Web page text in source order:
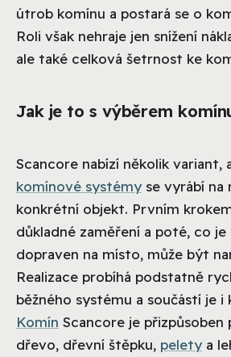
útrob komínu a postará se o
Roli však nehraje jen snížení
ale také celková šetrnost ke
Jak je to s výběrem
Scancore nabízí několik variant,
komínové systémy se vyrábí na
konkrétní objekt. Prvním
důkladné zaměření a poté, co
dopraven na místo, může být
Realizace probíhá podstatně
běžného systému a součástí je i
Komín Scancore je přizpůsoben
dřevo, dřevní štěpku, pelety a